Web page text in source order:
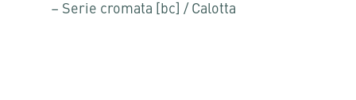
– Serie cromata [bc]
/ Calotta